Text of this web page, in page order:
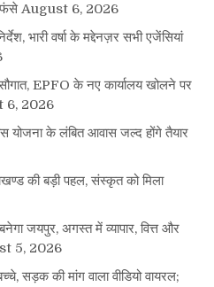
फंसे August 6, 2026
भारी वर्षा के मद्देनज़र सभी एजेंसियां
EPFO के नए कार्यालय खोलने पर
6, 2026
योजना के लंबित आवास जल्द होंगे तैयार
की बड़ी पहल, संस्कृत को मिला
जयपुर, अगस्त में व्यापार, वित्त और
5, 2026
सड़क की मांग वाला वीडियो वायरल;